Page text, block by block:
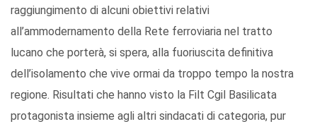
raggiungimento di alcuni obiettivi relativi
all’ammodernamento della Rete ferroviaria nel tratto
lucano che porterà, si spera, alla fuoriuscita definitiva
dell’isolamento che vive ormai da troppo tempo la nostra
regione. Risultati che hanno visto la Filt Cgil Basilicata
protagonista insieme agli altri sindacati di categoria, pur